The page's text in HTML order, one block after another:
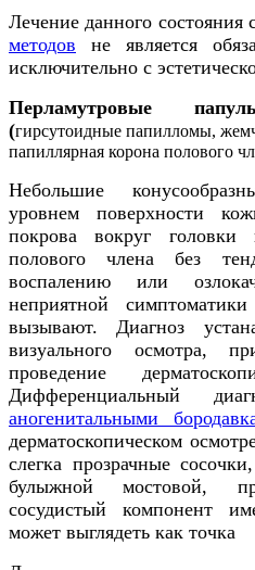
Лечение данного
методов не является
исключительно с
Перламутровые
(гирсутоидные папилломы,
папиллярная корона полового
Небольшие
уровнем поверхности
покрова вокруг головки
полового члена без
воспалению или
неприятной
вызывают. Диагноз
визуального осмотра,
проведение
Дифференциальный
аногенитальными
дерматоскопическом
слегка прозрачные
булыжной мостовой,
сосудистый компонент
может выглядеть как точка